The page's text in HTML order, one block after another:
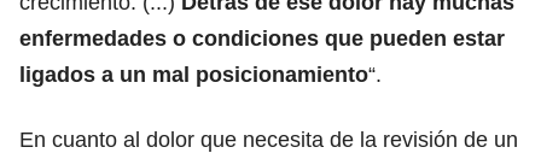
enfermedades o condiciones que pueden estar
ligados a un mal posicionamiento“.
En cuanto al dolor que necesita de la revisión de un